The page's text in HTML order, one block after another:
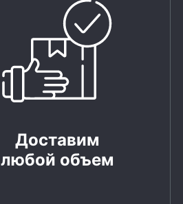
Доставим
любой объем